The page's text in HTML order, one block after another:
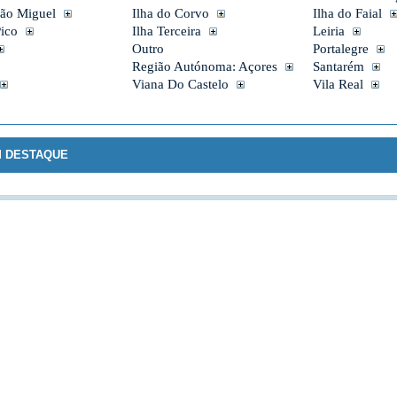
Miguel
Ilha do Corvo
Ilha do Faial
Ilha Terceira
Leiria
Outro
Portalegre
Região Autónoma: Açores
Santarém
Viana Do Castelo
Vila Real
DESTAQUE